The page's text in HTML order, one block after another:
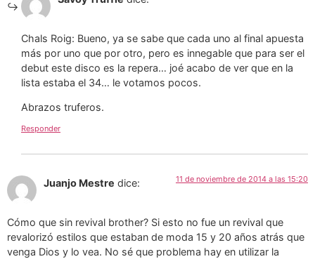
Chals Roig: Bueno, ya se sabe que cada uno al final apuesta
más por uno que por otro, pero es innegable que para ser el
debut este disco es la repera… joé acabo de ver que en la
lista estaba el 34… le votamos pocos.
Abrazos truferos.
Responder
Juanjo Mestre dice: 11 de noviembre de 2014 a las 15:20
Cómo que sin revival brother? Si esto no fue un revival que
revalorizó estilos que estaban de moda 15 y 20 años atrás que
venga Dios y lo vea. No sé que problema hay en utilizar la